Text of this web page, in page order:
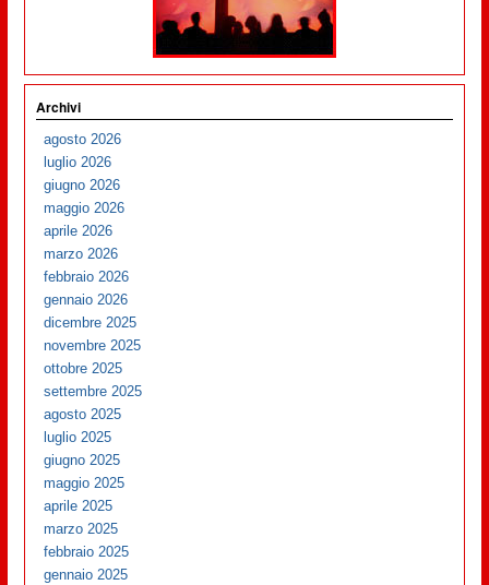
Archivi
agosto 2026
luglio 2026
giugno 2026
maggio 2026
aprile 2026
marzo 2026
febbraio 2026
gennaio 2026
dicembre 2025
novembre 2025
ottobre 2025
settembre 2025
agosto 2025
luglio 2025
giugno 2025
maggio 2025
aprile 2025
marzo 2025
febbraio 2025
gennaio 2025